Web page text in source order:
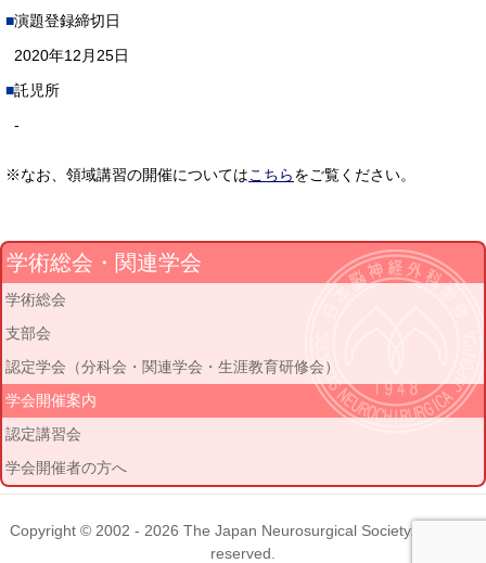
演題登録締切日
2020年12月25日
託児所
-
※なお、領域講習の開催についてはこちらをご覧ください。
学術総会・関連学会
学術総会
支部会
認定学会（分科会・関連学会・生涯教育研修会）
学会開催案内
認定講習会
学会開催者の方へ
Copyright © 2002 - 2026 The Japan Neurosurgical Society. All rights
reserved.